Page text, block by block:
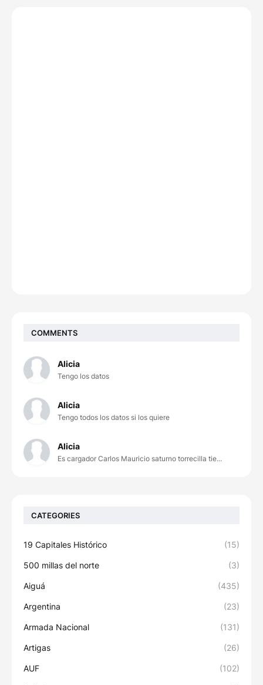
COMMENTS
Alicia
Tengo los datos
Alicia
Tengo todos los datos si los quiere
Alicia
Es cargador Carlos Mauricio saturno torrecilla tie...
CATEGORIES
19 Capitales Histórico (15)
500 millas del norte (3)
Aiguá (435)
Argentina (23)
Armada Nacional (131)
Artigas (26)
AUF (102)